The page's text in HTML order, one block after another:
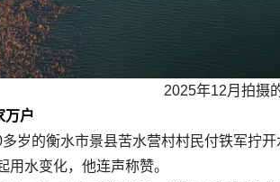
2025年12月拍摄
万户
岁的衡水市景县苦水营村村民付铁军拧
用水变化，他连声称赞。